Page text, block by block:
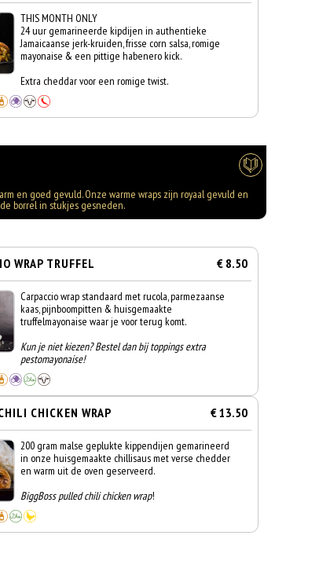
THIS MONTH ONLY
24 uur gemarineerde kipdijen in authentieke
Jamaicaanse jerk-kruiden, frisse corn salsa, romige
mayonaise & een pittige habenero kick.
Extra cheddar voor een romige twist.
en goed gevuld. Onze warme wraps zijn royaal gevuld en
borrel in stukjes gesneden.
WRAP TRUFFEL € 8.50
Carpaccio wrap standaard met rucola, parmezaanse
kaas, pijnboompitten & huisgemaakte
truffelmayonaise waar je voor terug komt.
Kun je niet kiezen? Bestel dan bij toppings extra
pestomayonaise!
CHICKEN WRAP € 13.50
200 gram malse geplukte kippendijen gemarineerd
in onze huisgemaakte chillisaus met verse chedder
en warm uit de oven geserveerd.
BiggBoss pulled chili chicken wrap!